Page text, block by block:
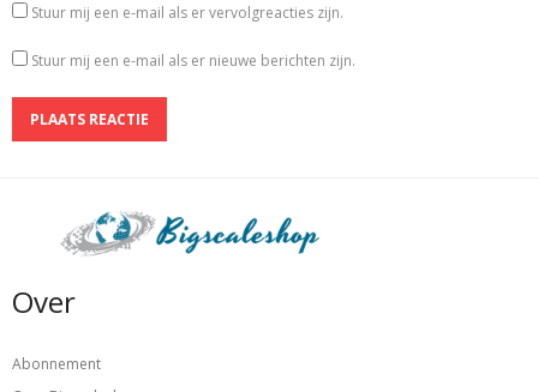
Stuur mij een e-mail als er vervolgreacties zijn.
Stuur mij een e-mail als er nieuwe berichten zijn.
Over
Abonnement